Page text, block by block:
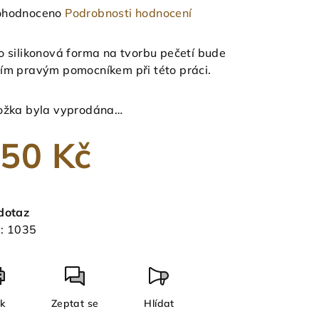
Podrobnosti hodnocení
silikonová forma na tvorbu pečetí bude
pravým pomocníkem při této práci.
byla vyprodána…
Kč
1035
Zeptat se Hlídat